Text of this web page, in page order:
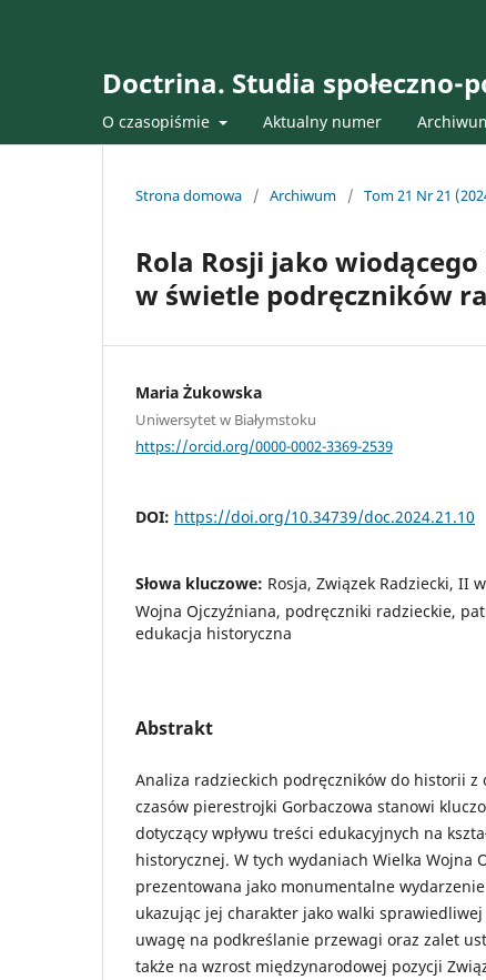
Doctrina. Studia społeczno-
O czasopiśmie Aktualny numer
Strona domowa / Archiwum / Tom 21 Nr 21
Rola Rosji jako
w świetle podręczników
Maria Żukowska
Uniwersytet w Białymstoku
https://orcid.org/0000-0002-3369-2539
DOI: https://doi.org/10.34739/doc.2024.21.10
Słowa kluczowe: Rosja, Związek Radziecki, II
Wojna Ojczyźniana, podręczniki radzieckie,
edukacja historyczna
Abstrakt
Analiza radzieckich podręczników do historii z
czasów pierestrojki Gorbaczowa stanowi
dotyczący wpływu treści edukacyjnych na
historycznej. W tych wydaniach Wielka Wojna
prezentowana jako monumentalne
ukazując jej charakter jako walki
uwagę na podkreślanie przewagi oraz zalet
także na wzrost międzynarodowej pozycji